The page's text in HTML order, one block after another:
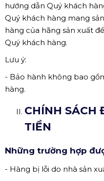
hướng dẫn Quý khách
Quý khách hàng mang
hàng của hãng sản xuất
Quý khách hàng.
Lưu ý:
- Bảo hành không bao
hàng.
CHÍNH SÁCH
TIỀN
Những trường hợp
- Hàng bị lỗi do nhà sản